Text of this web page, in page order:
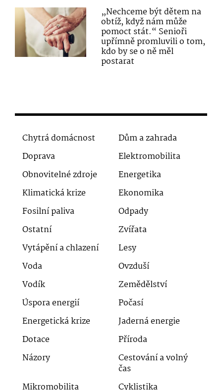
„Nechceme být dětem na
obtíž, když nám může
pomoct stát.“ Senioři
upřímně promluvili o tom,
kdo by se o ně měl
postarat
Chytrá domácnost
Dům a zahrada
Doprava
Elektromobilita
Obnovitelné zdroje
Energetika
Klimatická krize
Ekonomika
Fosilní paliva
Odpady
Ostatní
Zvířata
Vytápění a chlazení
Lesy
Voda
Ovzduší
Vodík
Zemědělství
Úspora energií
Počasí
Energetická krize
Jaderná energie
Dotace
Příroda
Názory
Cestování a volný
čas